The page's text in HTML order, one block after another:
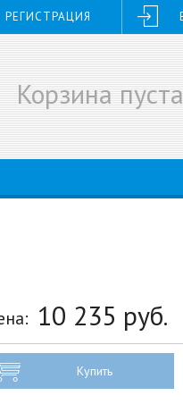
РЕГИСТРАЦИЯ
Корзина пуста
10 235 руб.
Купить